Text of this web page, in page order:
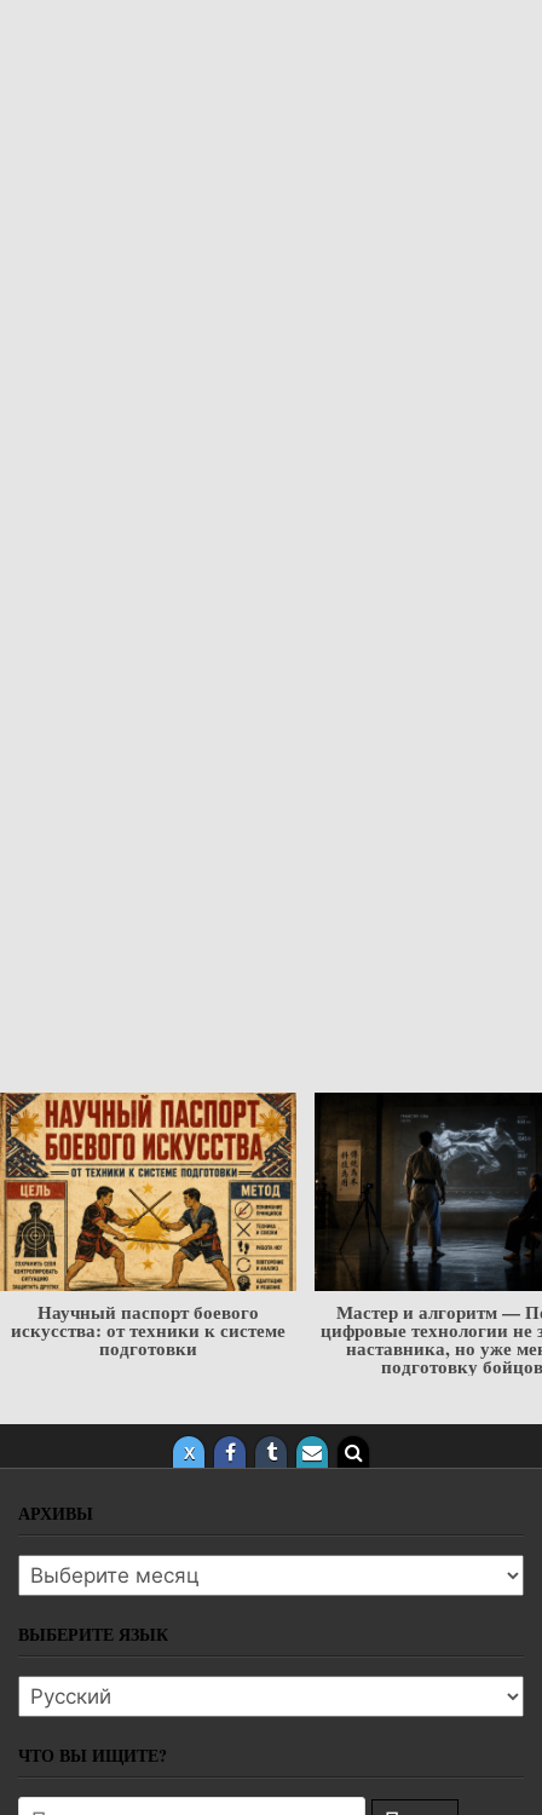
Научный паспорт боевого
искусства: от техники к системе
подготовки
Мастер и алгоритм —
цифровые технологии не
наставника, но уже
подготовку
АРХИВЫ
Архивы
ВЫБЕРИТЕ ЯЗЫК
Выберите язык
ЧТО ВЫ ИЩИТЕ?
Поиск: